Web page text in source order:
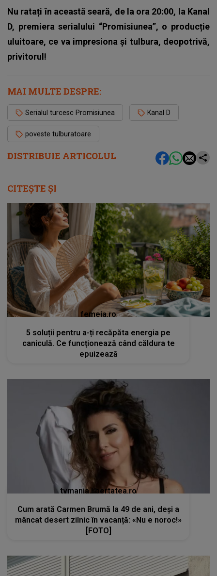
DISTRIBUIE ARTICOLUL
Nu ratați în această seară, de la ora 20:00, la Kanal
D, premiera serialului “Promisiunea”, o producție
uluitoare, ce va impresiona și tulbura, deopotrivă,
privitorul!
MAI MULTE DESPRE:
Serialul turcesc Promisiunea Kanal D
poveste tulburatoare
CITEȘTE ȘI
femeia.ro
5 soluții pentru a-ți recăpăta energia pe
caniculă. Ce funcționează când căldura te
epuizează
tvmania.libertatea.ro
Cum arată Carmen Brumă la 49 de ani, deși a
mâncat desert zilnic în vacanță: «Nu e noroc!»
[FOTO]